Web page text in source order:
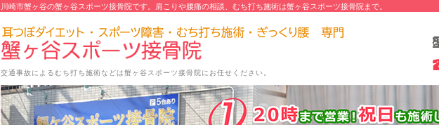
川崎市蟹ヶ谷の蟹ヶ谷スポーツ接骨院です。肩こりや腰痛の相談、むち打ち施術は蟹ヶ谷スポーツ接骨院まで。
交通事故によるむち打ち施術などは蟹ヶ谷スポーツ接骨院にお任せください。